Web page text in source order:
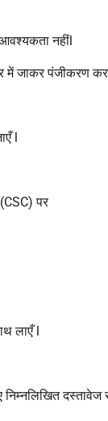
नहींl
में जाकर पंजीकरण
l
पर
लाएँ l
दस्तावेज